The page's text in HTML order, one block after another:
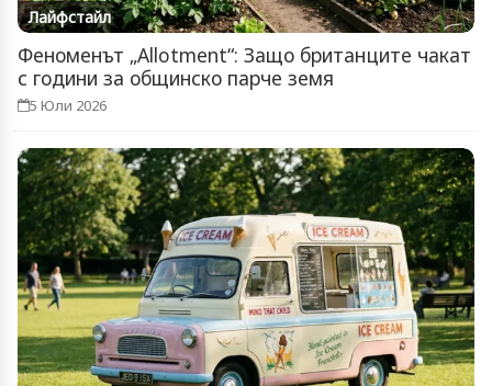
Лайфстайл
Феноменът „Allotment“: Защо британците чакат
с години за общинско парче земя
5 Юли 2026